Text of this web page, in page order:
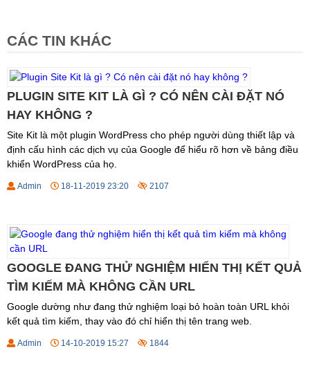
CÁC TIN KHÁC
PLUGIN SITE KIT LÀ GÌ ? CÓ NÊN CÀI ĐẶT NÓ
HAY KHÔNG ?
Site Kit là một plugin WordPress cho phép người dùng thiết lập và
định cấu hình các dịch vụ của Google để hiểu rõ hơn về bảng điều
khiển WordPress của họ.
Admin 18-11-2019 23:20 2107
GOOGLE ĐANG THỬ NGHIỆM HIỂN THỊ KẾT QUẢ
TÌM KIẾM MÀ KHÔNG CẦN URL
Google dường như đang thử nghiệm loại bỏ hoàn toàn URL khỏi
kết quả tìm kiếm, thay vào đó chỉ hiển thị tên trang web.
Admin 14-10-2019 15:27 1844